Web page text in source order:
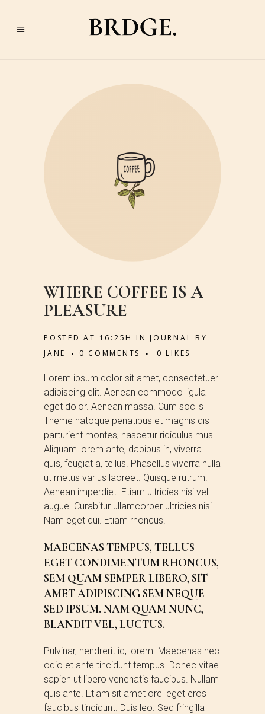
WHERE COFFEE IS A
PLEASURE
POSTED AT 16:25H INJOURNAL BY
JANE
0 COMMENTS 0 LIKES
Lorem ipsum dolor sit amet, consectetuer
adipiscing elit. Aenean commodo ligula
eget dolor. Aenean massa. Cum sociis
Theme natoque penatibus et magnis dis
parturient montes, nascetur ridiculus mus.
Aliquam lorem ante, dapibus in, viverra
quis, feugiat a, tellus. Phasellus viverra nulla
ut metus varius laoreet. Quisque rutrum.
Aenean imperdiet. Etiam ultricies nisi vel
augue. Curabitur ullamcorper ultricies nisi.
Nam eget dui. Etiam rhoncus.
MAECENAS TEMPUS, TELLUS
EGET CONDIMENTUM RHONCUS,
SEM QUAM SEMPER LIBERO, SIT
AMET ADIPISCING SEM NEQUE
SED IPSUM. NAM QUAM NUNC,
BLANDIT VEL, LUCTUS.
Pulvinar, hendrerit id, lorem. Maecenas nec
odio et ante tincidunt tempus. Donec vitae
sapien ut libero venenatis faucibus. Nullam
quis ante. Etiam sit amet orci eget eros
faucibus tincidunt. Duis leo. Sed fringilla